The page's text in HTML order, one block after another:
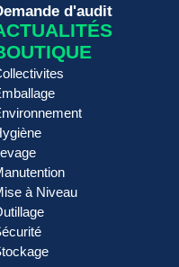
d'audit
à Niveau